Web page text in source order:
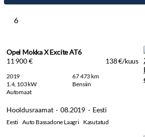
6
Opel Mokka X Excite AT6
11 900 €
138 €/kuus
2019
67 473 km
1.4, 103 kW
Bensiin
Automaat
Hooldusraamat · 08.2019 · Eesti
Eesti Auto Bassadone Laagri Kasutatud